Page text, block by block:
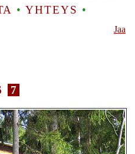
• YHTEYS •
Jaa
7